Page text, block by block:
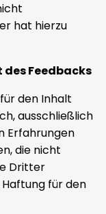
hat hierzu
Feedbacks
den Inhalt
ausschließlich
Erfahrungen
die nicht
Dritter
für den